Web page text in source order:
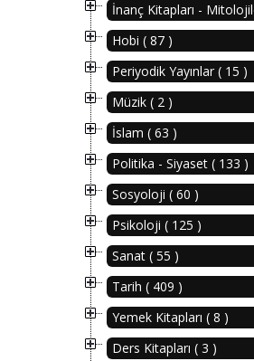
İnanç Kitapları -
Hobi ( 87 )
Periyodik Yayınlar ( 15 )
Müzik ( 2 )
İslam ( 63 )
Politika - Siyaset ( 133 )
Sosyoloji ( 60 )
Psikoloji ( 125 )
Sanat ( 55 )
Tarih ( 409 )
Yemek Kitapları ( 8 )
Ders Kitapları ( 3 )